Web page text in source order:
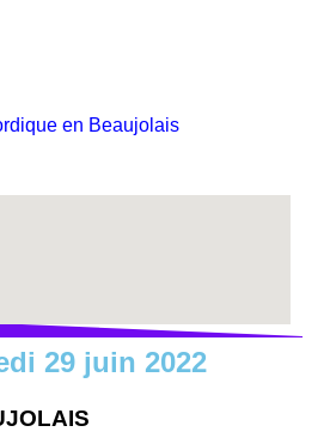
en Beaujolais
29 juin 2022